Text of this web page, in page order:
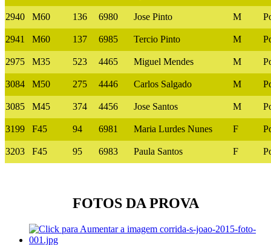
2940 M60 136 6980 Jose Pinto M
2941 M60 137 6985 Tercio Pinto M
2975 M35 523 4465 Miguel Mendes M
3084 M50 275 4446 Carlos Salgado M
3085 M45 374 4456 Jose Santos M
3199 F45 94 6981 Maria Lurdes Nunes F
3203 F45 95 6983 Paula Santos F
FOTOS DA PROVA